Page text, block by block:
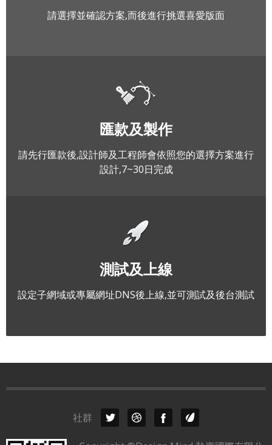
請選擇並確認方案,而後進行挑選喜愛版面
匯款及製作
請先行匯款後,設計師及工程師會依照您的選擇方案進行
設計,7~30日完成
測試及上線
設定子網域或專屬網址DNS後上線,並可測試及後台測試
社群